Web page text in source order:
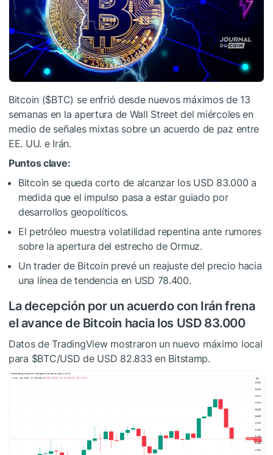
Bitcoin ($BTC) se enfrió desde nuevos máximos de 13
semanas en la apertura de Wall Street del miércoles en
medio de señales mixtas sobre un acuerdo de paz entre
EE. UU. e Irán.
Puntos clave:
Bitcoin se queda corto de alcanzar los USD 83.000 a
medida que el impulso pasa a estar guiado por
desarrollos geopolíticos.
El petróleo muestra volatilidad repentina ante rumores
sobre la apertura del estrecho de Ormuz.
Un trader de Bitcoin prevé un reajuste del precio hacia
una línea de tendencia en USD 78.400.
La decepción por un acuerdo con Irán frena
el avance de Bitcoin hacia los USD 83.000
Datos de TradingView mostraron un nuevo máximo local
para $BTC/USD de USD 82.833 en Bitstamp.